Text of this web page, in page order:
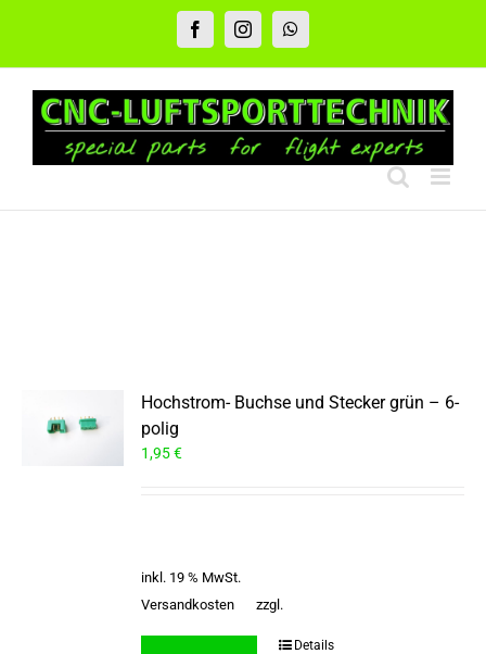
FacebookInstagramWhatsApp
Hochstrom- Buchse und Stecker grün – 6-
polig
1,95€
inkl. 19 % MwSt.
zzgl.
Versandkosten
Details